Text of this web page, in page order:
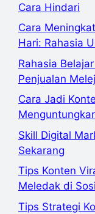
Cara Hindari
Cara
Hari: Rahasia
Rahasia
Penjualan
Cara Jadi
Skill Digital
Sekarang
Tips Konten
Meledak di
Tips Strategi